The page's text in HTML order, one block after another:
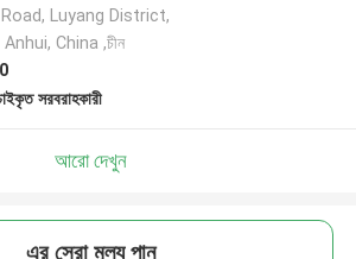
Luyang District,
China ,চীন
সরবরাহকারী
আরো দেখুন
এর সেরা মূল্য পান